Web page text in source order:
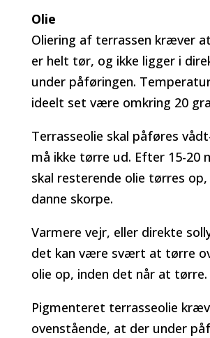
Olie
Oliering af terrassen kræver
er helt tør, og ikke ligger i
under påføringen.
ideelt set være omkring 20
Terrasseolie skal påføres
må ikke tørre ud. Efter 15-20
skal resterende olie tørres
danne skorpe.
Varmere vejr, eller direkte
det kan være svært at tørre
olie op, inden det når at tørre.
Pigmenteret terrasseolie
ovenstående, at der under